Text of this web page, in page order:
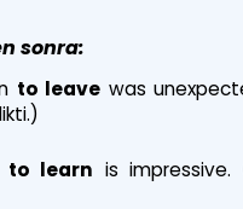
sonra:
to leave was
to learn is impressive.